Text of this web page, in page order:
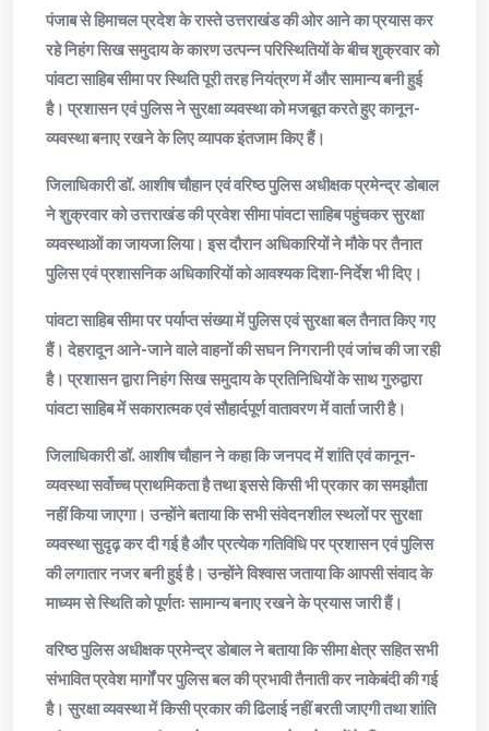
पंजाब से हिमाचल प्रदेश के रास्ते उत्तराखंड की ओर आने का प्रयास कर
रहे निहंग सिख समुदाय के कारण उत्पन्न परिस्थितियों के बीच शुक्रवार को
पांवटा साहिब सीमा पर स्थिति पूरी तरह नियंत्रण में और सामान्य बनी हुई
है। प्रशासन एवं पुलिस ने सुरक्षा व्यवस्था को मजबूत करते हुए कानून-
व्यवस्था बनाए रखने के लिए व्यापक इंतजाम किए हैं।
जिलाधिकारी डॉ. आशीष चौहान एवं वरिष्ठ पुलिस अधीक्षक प्रमेन्द्र डोबाल
ने शुक्रवार को उत्तराखंड की प्रवेश सीमा पांवटा साहिब पहुंचकर सुरक्षा
व्यवस्थाओं का जायजा लिया। इस दौरान अधिकारियों ने मौके पर तैनात
पुलिस एवं प्रशासनिक अधिकारियों को आवश्यक दिशा-निर्देश भी दिए।
पांवटा साहिब सीमा पर पर्याप्त संख्या में पुलिस एवं सुरक्षा बल तैनात किए गए
हैं। देहरादून आने-जाने वाले वाहनों की सघन निगरानी एवं जांच की जा रही
है। प्रशासन द्वारा निहंग सिख समुदाय के प्रतिनिधियों के साथ गुरुद्वारा
पांवटा साहिब में सकारात्मक एवं सौहार्दपूर्ण वातावरण में वार्ता जारी है।
जिलाधिकारी डॉ. आशीष चौहान ने कहा कि जनपद में शांति एवं कानून-
व्यवस्था सर्वोच्च प्राथमिकता है तथा इससे किसी भी प्रकार का समझौता
नहीं किया जाएगा। उन्होंने बताया कि सभी संवेदनशील स्थलों पर सुरक्षा
व्यवस्था सुदृढ़ कर दी गई है और प्रत्येक गतिविधि पर प्रशासन एवं पुलिस
की लगातार नजर बनी हुई है। उन्होंने विश्वास जताया कि आपसी संवाद के
माध्यम से स्थिति को पूर्णतः सामान्य बनाए रखने के प्रयास जारी हैं।
वरिष्ठ पुलिस अधीक्षक प्रमेन्द्र डोबाल ने बताया कि सीमा क्षेत्र सहित सभी
संभावित प्रवेश मार्गों पर पुलिस बल की प्रभावी तैनाती कर नाकेबंदी की गई
है। सुरक्षा व्यवस्था में किसी प्रकार की ढिलाई नहीं बरती जाएगी तथा शांति